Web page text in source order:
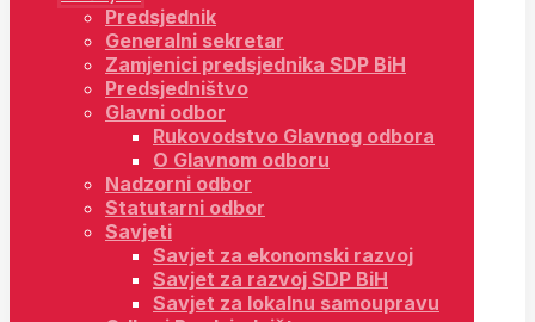
Predsjednik
Generalni sekretar
Zamjenici predsjednika SDP BiH
Predsjedništvo
Glavni odbor
Rukovodstvo Glavnog odbora
O Glavnom odboru
Nadzorni odbor
Statutarni odbor
Savjeti
Savjet za ekonomski razvoj
Savjet za razvoj SDP BiH
Savjet za lokalnu samoupravu